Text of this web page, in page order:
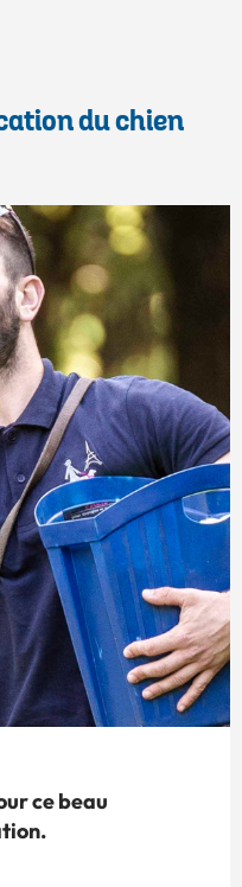
du chien
ce beau